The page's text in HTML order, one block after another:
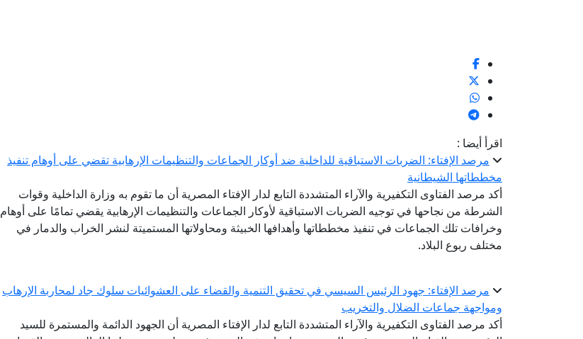
اقرأ أيضا :
مرصد الإفتاء: الضربات الاستباقية للداخلية ضد أوكار الجماعات والتنظيمات الإرهابية تقضي على أوهام تنفيذ
مخططاتها الشيطانية
أكد مرصد الفتاوى التكفيرية والآراء المتشددة التابع لدار الإفتاء المصرية أن ما تقوم به وزارة الداخلية وقوات
الشرطة من نجاحها في توجيه الضربات الاستباقية لأوكار الجماعات والتنظيمات الإرهابية يقضي تمامًا على أوهام
وخرافات تلك الجماعات في تنفيذ مخططاتها وأهدافها الخبيثة ومحاولاتها المستميتة لنشر الخراب والدمار في
مختلف ربوع البلاد.
مرصد الإفتاء: جهود الرئيس السيسي في تحقيق التنمية والقضاء على العشوائيات سلوك جاد لمحاربة الإرهاب
ومواجهة جماعات الضلال والتخريب
أكد مرصد الفتاوى التكفيرية والآراء المتشددة التابع لدار الإفتاء المصرية أن الجهود الدائمة والمستمرة للسيد